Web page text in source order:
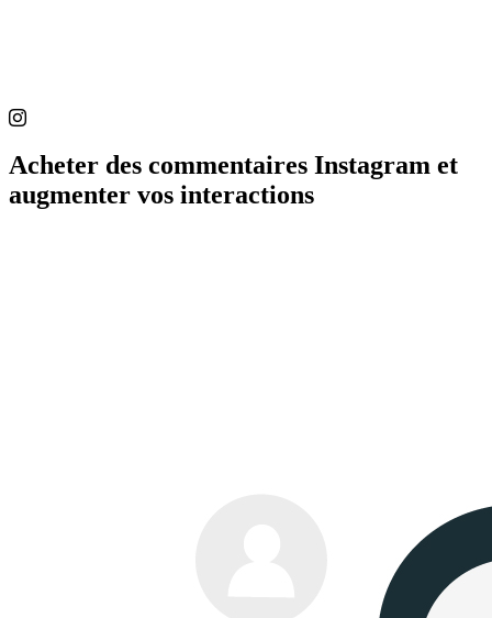
Acheter des commentaires Instagram et
augmenter vos interactions